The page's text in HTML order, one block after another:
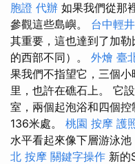
胞證 代辦 如果我們從那
參觀這些島嶼。 台中輕
其重要，這也達到了加
的西部不同）。 外燴 臺
果我們不指望它，三個
里，也許在礁石上。 它
室，兩個起泡浴和四個
136米處。 桃園 按摩 護
水平看起來像下層游泳
北 按摩 關鍵字操作 新的